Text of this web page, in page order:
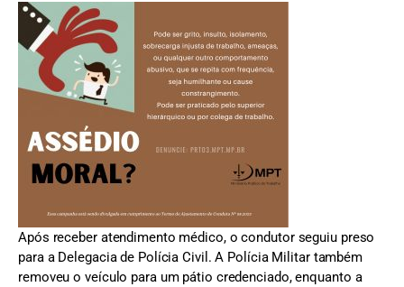
Após receber atendimento médico, o condutor seguiu preso
para a Delegacia de Polícia Civil. A Polícia Militar também
removeu o veículo para um pátio credenciado, enquanto a